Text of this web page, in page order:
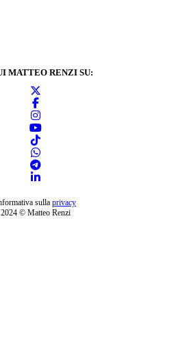
MATTEO RENZI SU:
sulla privacy
2024 © Matteo Renzi